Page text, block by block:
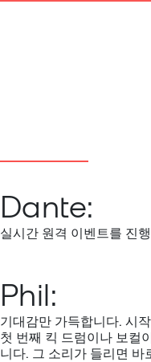
Dante:
실시간 원격 이벤트를 진
Phil:
기대감만 가득합니다. 시
첫 번째 킥 드럼이나 보컬
니다. 그 소리가 들리면 바